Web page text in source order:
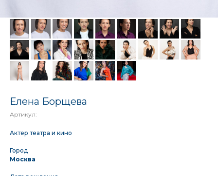
Елена Борщева
Артикул:
Актер театра и кино
Город
Москва